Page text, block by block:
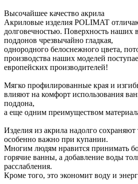
Высочайшее качество акрила
Акриловые изделия POLIMAT
долговечностью. Поверхность наших
поддонов чрезвычайно гладкая,
однородного белоснежного цвета,
производства наших моделей
европейских производителей!
Мягко профилированные края и
влияют на комфорт использования
поддона,
а еще одним преимуществом материала
Изделия из акрила надолго
особенно важно при купании.
Многим людям нравится принимать
горячие ванны, а добавление воды
расслабления.
Кроме того, это экономит воду и